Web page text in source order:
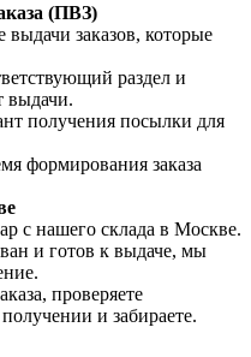
(ПВЗ)
выдачи заказов, которые
раздел и
выдачи.
получения посылки для
формирования заказа
с нашего склада в Москве.
и готов к выдаче, мы
проверяете
и забираете.